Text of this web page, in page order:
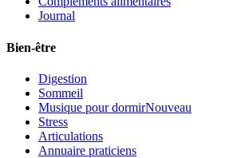
Journal
Bien-être
Digestion
Sommeil
Musique pour dormirNouveau
Stress
Articulations
Annuaire praticiens